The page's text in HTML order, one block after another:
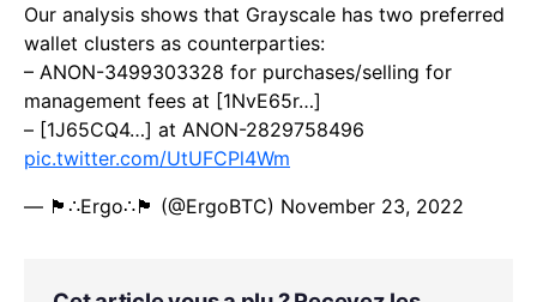
Our analysis shows that Grayscale has two preferred
wallet clusters as counterparties:
– ANON-3499303328 for purchases/selling for
management fees at [1NvE65r…]
– [1J65CQ4…] at ANON-2829758496
pic.twitter.com/UtUFCPl4Wm
— 🏴∴Ergo∴🏴 (@ErgoBTC) November 23, 2022